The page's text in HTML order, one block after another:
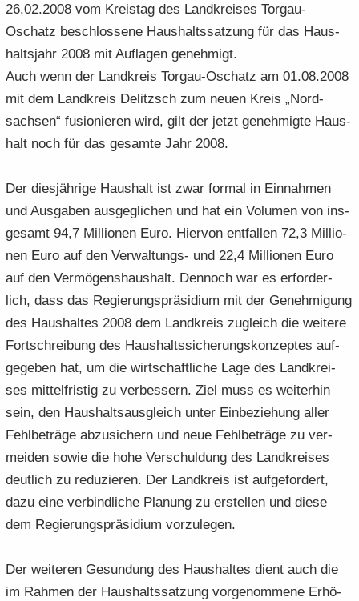
e
n
­
N
a
­
g
a
­
­
o
n
­
o
n
t
i
­
e
n
­
N
a
­
g
a
­
­
o
n
­
t
i
­
n
26.02.2008 vom Kreis­tag des Land­krei­ses Torgau-​
Oschatz be­schlos­se­ne Haus­halts­sat­zung für das Haus­
halts­jahr 2008 mit Auf­la­gen ge­neh­migt.
Auch wenn der Land­kreis Torgau-​Oschatz am 01.08.2008
mit dem Land­kreis De­litzsch zum neuen Kreis „Nord­
sach­sen“ fu­sio­nie­ren wird, gilt der jetzt ge­neh­mig­te Haus­
halt noch für das ge­sam­te Jahr 2008.
Der dies­jäh­ri­ge Haus­halt ist zwar for­mal in Ein­nah­men
und Aus­ga­ben aus­ge­gli­chen und hat ein Vo­lu­men von ins­
ge­samt 94,7 Mil­lio­nen Euro. Hier­von ent­fal­len 72,3 Mil­lio­
nen Euro auf den Verwaltungs-​ und 22,4 Mil­lio­nen Euro
auf den Ver­mö­gens­haus­halt. Den­noch war es er­for­der­
lich, dass das Re­gie­rungs­prä­si­di­um mit der Ge­neh­mi­gung
des Haus­hal­tes 2008 dem Land­kreis zu­gleich die wei­te­re
Fort­schrei­bung des Haus­halts­si­che­rungs­kon­zep­tes auf­
ge­ge­ben hat, um die wirt­schaft­li­che Lage des Land­krei­
ses mit­tel­fris­tig zu ver­bes­sern. Ziel muss es wei­ter­hin
sein, den Haus­halts­aus­gleich unter Ein­be­zie­hung aller
Fehl­be­trä­ge ab­zu­si­chern und neue Fehl­be­trä­ge zu ver­
mei­den sowie die hohe Ver­schul­dung des Land­krei­ses
deut­lich zu re­du­zie­ren. Der Land­kreis ist auf­ge­for­dert,
dazu eine ver­bind­li­che Pla­nung zu er­stel­len und diese
dem Re­gie­rungs­prä­si­di­um vor­zu­le­gen.
Der wei­te­ren Ge­sun­dung des Haus­hal­tes dient auch die
im Rah­men der Haus­halts­sat­zung vor­ge­nom­me­ne Er­hö­
m
a
­
t
­
o